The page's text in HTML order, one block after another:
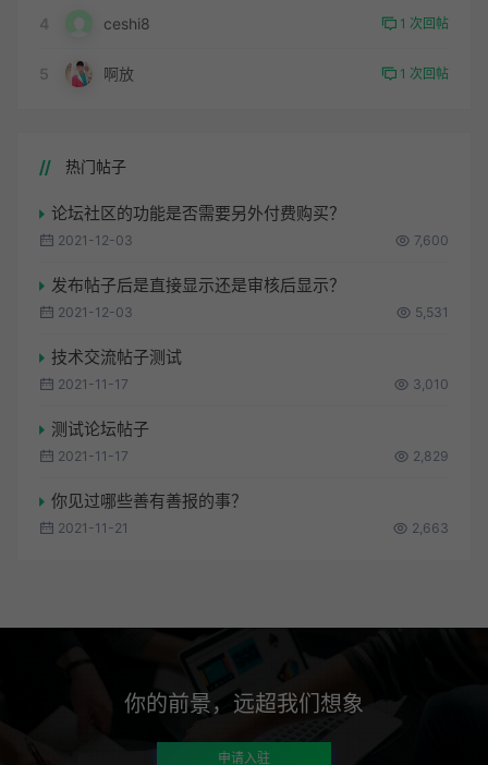
4 ceshi8 1 次回帖
5 啊放 1 次回帖
热门帖子
论坛社区的功能是否需要另外付费购买？
2021-12-03 7,600
发布帖子后是直接显示还是审核后显示？
2021-12-03 5,531
技术交流帖子测试
2021-11-17 3,010
测试论坛帖子
2021-11-17 2,829
你见过哪些善有善报的事？
2021-11-21 2,663
你的前景，远超我们想象
申请入驻